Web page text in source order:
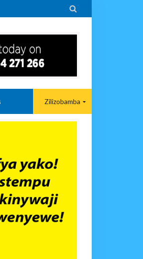

Zilizobamba